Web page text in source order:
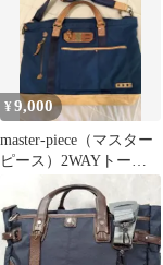
¥9,000
master-piece（マスター
ピース）2WAYトート
バッグ ナイロン 本
革